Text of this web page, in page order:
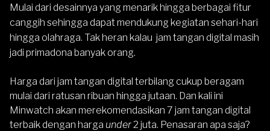
Mulai dari desainnya yang menarik hingga berbagai fitur
canggih sehingga dapat mendukung kegiatan sehari-hari
hingga olahraga. Tak heran kalau jam tangan digital masih
jadi primadona banyak orang.
Harga dari jam tangan digital terbilang cukup beragam
mulai dari ratusan ribuan hingga jutaan. Dan kali ini
Minwatch akan merekomendasikan 7 jam tangan digital
terbaik dengan harga under2 juta. Penasaran apa saja?